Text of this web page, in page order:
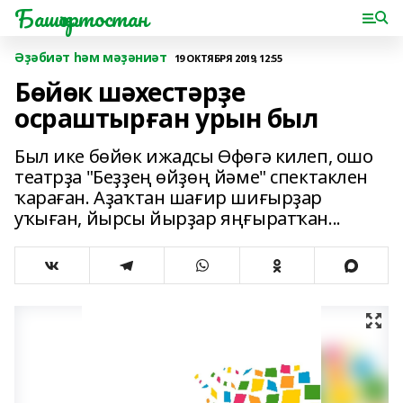
Башҡортостан
Әҙәбиәт һәм мәҙәниәт 19 ОКТЯБРЯ 2019, 12:55
Бөйөк шәхестәрҙе
осраштырған урын был
Был ике бөйөк ижадсы Өфөгә килеп, ошо
театрҙа "Беҙҙең өйҙөң йәме" спектаклен
ҡараған. Аҙаҡтан шағир шиғырҙар
уҡыған, йырсы йырҙар яңғыратҡан...